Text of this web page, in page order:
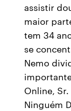
assistir
maior
tem 34
se
Nemo
Online,
Ninguém